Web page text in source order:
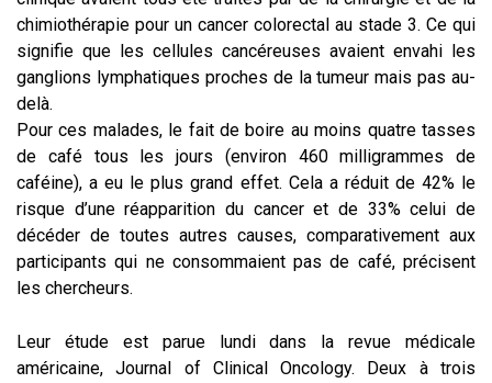
chimiothérapie pour un cancer colorectal au stade 3. Ce qui
signifie que les cellules cancéreuses avaient envahi les
ganglions lymphatiques proches de la tumeur mais pas au-
delà.
Pour ces malades, le fait de boire au moins quatre tasses
de café tous les jours (environ 460 milligrammes de
caféine), a eu le plus grand effet. Cela a réduit de 42% le
risque d’une réapparition du cancer et de 33% celui de
décéder de toutes autres causes, comparativement aux
participants qui ne consommaient pas de café, précisent
les chercheurs.
Leur étude est parue lundi dans la revue médicale
américaine, Journal of Clinical Oncology. Deux à trois